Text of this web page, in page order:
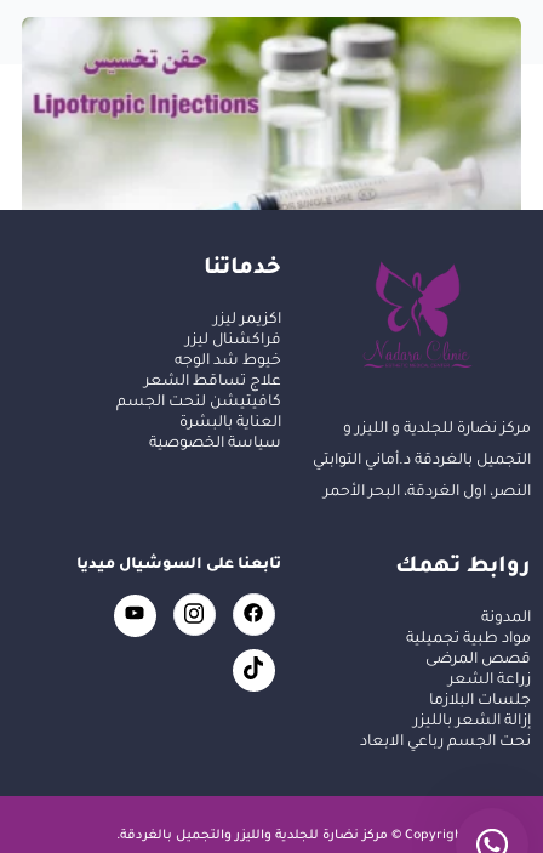
حقن تخسيس في الغردقة
مركز نضارة للجلدية و الليزر و
التجميل بالغردقة د.أماني التوابتي
النصر، اول الغردقة، البحر الأحمر
خدماتنا
اكزيمر ليزر
فراكشنال ليزر
خيوط شد الوجه
علاج تساقط الشعر
كافيتيشن لنحت الجسم
العناية بالبشرة
سياسة الخصوصية
روابط تهمك
المدونة
مواد طبية تجميلية
قصص المرضى
زراعة الشعر
جلسات البلازما
إزالة الشعر بالليزر
نحت الجسم رباعي الابعاد
تابعنا على السوشيال ميديا
Copyright © مركز نضارة للجلدية والليزر والتجميل بالغردقة.